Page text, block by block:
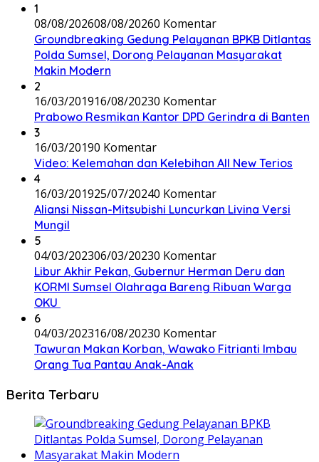
1
08/08/202608/08/20260 Komentar
Groundbreaking Gedung Pelayanan BPKB Ditlantas
Polda Sumsel, Dorong Pelayanan Masyarakat
Makin Modern
2
16/03/201916/08/20230 Komentar
Prabowo Resmikan Kantor DPD Gerindra di Banten
3
16/03/20190 Komentar
Video: Kelemahan dan Kelebihan All New Terios
4
16/03/201925/07/20240 Komentar
Aliansi Nissan-Mitsubishi Luncurkan Livina Versi
Mungil
5
04/03/202306/03/20230 Komentar
Libur Akhir Pekan, Gubernur Herman Deru dan
KORMI Sumsel Olahraga Bareng Ribuan Warga
OKU
6
04/03/202316/08/20230 Komentar
Tawuran Makan Korban, Wawako Fitrianti Imbau
Orang Tua Pantau Anak-Anak
Berita Terbaru